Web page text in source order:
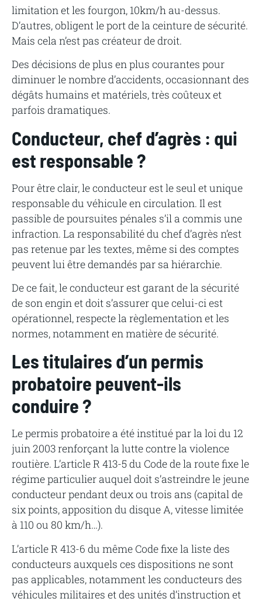
limitation et les fourgon, 10km/h au-dessus.
D’autres, obligent le port de la ceinture de sécurité.
Mais cela n’est pas créateur de droit.
Des décisions de plus en plus courantes pour
diminuer le nombre d’accidents, occasionnant des
dégâts humains et matériels, très coûteux et
parfois dramatiques.
Conducteur, chef d’agrès : qui
est responsable ?
Pour être clair, le conducteur est le seul et unique
responsable du véhicule en circulation. Il est
passible de poursuites pénales s’il a commis une
infraction. La responsabilité du chef d’agrès n’est
pas retenue par les textes, même si des comptes
peuvent lui être demandés par sa hiérarchie.
De ce fait, le conducteur est garant de la sécurité
de son engin et doit s’assurer que celui-ci est
opérationnel, respecte la règlementation et les
normes, notamment en matière de sécurité.
Les titulaires d’un permis
probatoire peuvent-ils
conduire ?
Le permis probatoire a été institué par la loi du 12
juin 2003 renforçant la lutte contre la violence
routière. L’article R 413-5 du Code de la route fixe le
régime particulier auquel doit s’astreindre le jeune
conducteur pendant deux ou trois ans (capital de
six points, apposition du disque A, vitesse limitée
à 110 ou 80 km/h…).
L’article R 413-6 du même Code fixe la liste des
conducteurs auxquels ces dispositions ne sont
pas applicables, notamment les conducteurs des
véhicules militaires et des unités d’instruction et